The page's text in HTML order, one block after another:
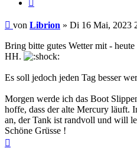
Beitrag
von Librion » Di 16 Mai, 2023
Bring bitte gutes Wetter mit -
HH.
Es soll jedoch jeden Tag besser
Morgen werde ich das Boot
hoffe, dass der alte Mercury läuft.
an, der Tank ist randvoll und will
Schöne Grüsse !